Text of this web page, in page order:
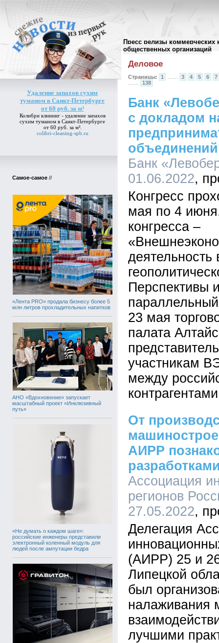
Пресс релизы коммерческих
общественных организаций
Удаление запахов сухим
туманом в Санкт-Петербурге
от 60 руб. за м³
Колибри клининг - удаление запахов
сухим туманом в Санкт-Петербурге
от 60 руб. за м³.
colibri-cleaning-spb.ru
Самое-самое //
«Лента PRO» продала бизнесу более 5
млн литров прохладительных напитков
АНО «Вдохновение» запускает
масштабный проект «Инклюзивный
путь»
«Не думать о каждом шаге»:
российские инженеры представили
электронный коленный модуль для
людей после ампутации бедра
Архив пресс-релизов//
Деловое
Страницы: 1 3 4 5 6
7
138
Банк
с докладом
Банк
01.06.2022
Конгресс
мая по 4
конгресса –
Перспективы
23 мая
палата
участникам
между
От
АИРР
Ассоциация
регионов
27.05.2022
Делегация
(АИРР) 25 и
Липецкой
был
налаживания
лучшими